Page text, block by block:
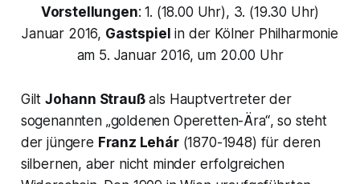
Vorstellungen: 1. (18.00 Uhr), 3. (19.30 Uhr)
Januar 2016, Gastspiel in der Kölner Philharmonie
am 5. Januar 2016, um 20.00 Uhr
Gilt Johann Straußals Hauptvertreter der
sogenannten „goldenen Operetten-Ära“, so steht
der jüngere Franz Lehár(1870-1948) für deren
silbernen, aber nicht minder erfolgreichen